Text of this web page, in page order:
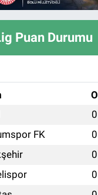
Puan Durumu
O
0
FK 0
0
0